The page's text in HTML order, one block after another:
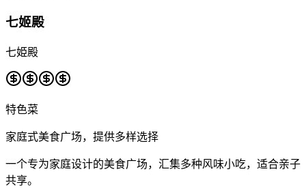
七姬殿
七姫殿
特色菜
家庭式美食广场，提供多样选择
一个专为家庭设计的美食广场，汇集多种风味小吃，适合亲子
共享。